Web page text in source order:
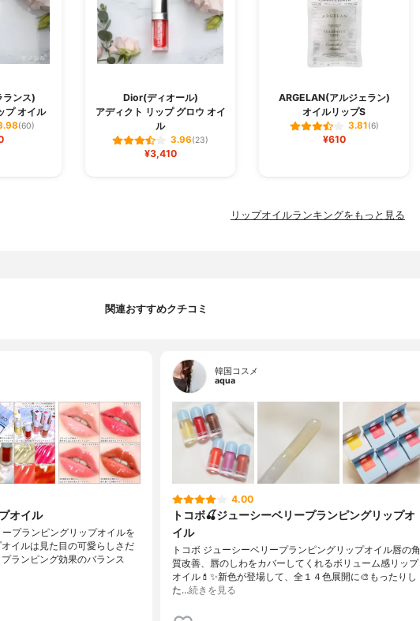
ランス)
プ オイル
(60)
Dior(ディオール)
アディクト リップ グロウ オイ
ル
3.96(23)
¥3,410
ARGELAN(アルジェラン)
オイルリップS
3.81(6)
¥610
リップオイルランキングをもっと見る
関連おすすめクチコミ
オイル
プランピングリップオイルを
イルは見た目の可愛らしさだ
ランピング効果のバランス
韓国コスメ
aqua
4.00
トコボ🍒ジューシーベリープランピングリップオ
イル
トコボ ジューシーベリープランピングリップオイル唇の角
質改善、唇のしわをカバーしてくれるボリューム感リップ
オイル💄✨新色が登場して、全１４色展開に🎨もったりし
た…続きを見る